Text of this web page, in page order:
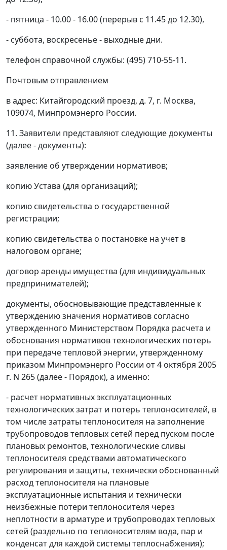
- пятница - 10.00 - 16.00 (перерыв с 11.45 до 12.30),
- суббота, воскресенье - выходные дни.
телефон справочной службы: (495) 710-55-11.
Почтовым отправлением
в адрес: Китайгородский проезд, д. 7, г. Москва,
109074, Минпромэнерго России.
11. Заявители представляют следующие документы
(далее - документы):
заявление об утверждении нормативов;
копию Устава (для организаций);
копию свидетельства о государственной
регистрации;
копию свидетельства о постановке на учет в
налоговом органе;
договор аренды имущества (для индивидуальных
предпринимателей);
документы, обосновывающие представленные к
утверждению значения нормативов согласно
утвержденного Министерством Порядка расчета и
обоснования нормативов технологических потерь
при передаче тепловой энергии, утвержденному
приказом Минпромэнерго России от 4 октября 2005
г. N 265 (далее - Порядок), а именно:
- расчет нормативных эксплуатационных
технологических затрат и потерь теплоносителей, в
том числе затраты теплоносителя на заполнение
трубопроводов тепловых сетей перед пуском после
плановых ремонтов, технологические сливы
теплоносителя средствами автоматического
регулирования и защиты, технически обоснованный
расход теплоносителя на плановые
эксплуатационные испытания и технически
неизбежные потери теплоносителя через
неплотности в арматуре и трубопроводах тепловых
сетей (раздельно по теплоносителям вода, пар и
конденсат для каждой системы теплоснабжения);